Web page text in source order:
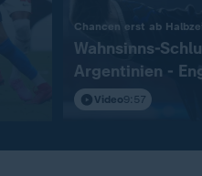
Chancen erst ab
Wahnsinns-
Argentinien -
Video9:57